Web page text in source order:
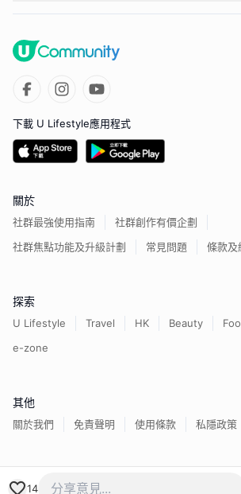
14
下載 U Lifestyle應用程式
關於
社群最強使用指南
社群創作有價企劃
社群焦點功能及升級計劃
常見問題 條款及
探索
U Lifestyle Travel HK Beauty
e-zone
其他
關於我們 免責聲明 使用條款 私隱政策
香港經濟日報版權所有©